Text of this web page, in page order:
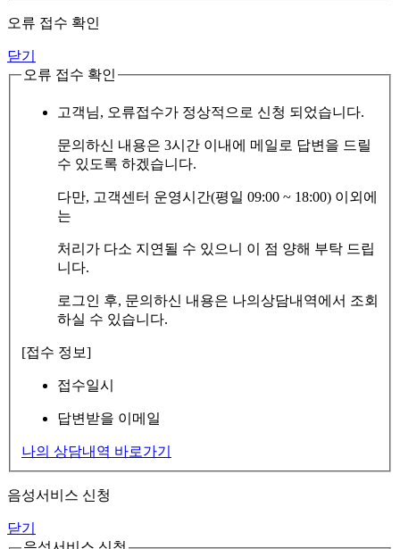
오류 접수 확인
닫기
오류 접수 확인
고객님, 오류접수가 정상적으로 신청 되었습니다.
문의하신 내용은 3시간 이내에 메일로 답변을 드릴
수 있도록 하겠습니다.
다만, 고객센터 운영시간(평일 09:00 ~ 18:00) 이외에
는
처리가 다소 지연될 수 있으니 이 점 양해 부탁 드립
니다.
로그인 후, 문의하신 내용은 나의상담내역에서 조회
하실 수 있습니다.
[접수 정보]
접수일시
답변받을 이메일
나의 상담내역 바로가기
음성서비스 신청
닫기